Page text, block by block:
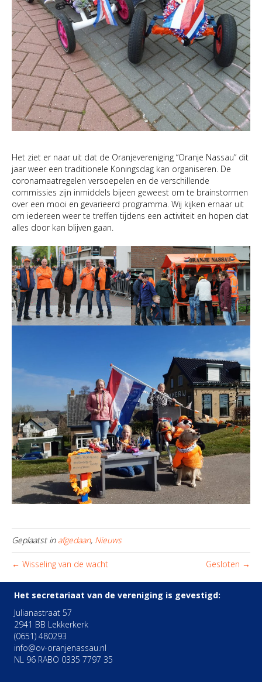
Het ziet er naar uit dat de Oranjevereniging “Oranje Nassau” dit
jaar weer een traditionele Koningsdag kan organiseren. De
coronamaatregelen versoepelen en de verschillende
commissies zijn inmiddels bijeen geweest om te brainstormen
over een mooi en gevarieerd programma. Wij kijken ernaar uit
om iedereen weer te treffen tijdens een activiteit en hopen dat
alles door kan blijven gaan.
Geplaatst in afgedaan, Nieuws
← Wisseling van de wacht Gesloten →
Het secretariaat van de vereniging is gevestigd:
Julianastraat 57
2941 BB Lekkerkerk
(0651) 480293
info@ov-oranjenassau.nl
NL 96 RABO 0335 7797 35